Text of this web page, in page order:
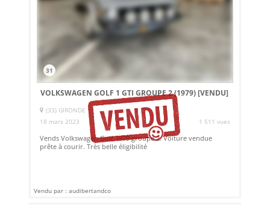
31
VOLKSWAGEN GOLF 1 GTI GROUPE 2 (1979)[VENDU]
(33) GIRONDE
18 mars 2023
1 511 vues
Vends Volkswagen Golf 1979 groupe 2. Voiture vendue
prête à courir. Très belle éligibilité
Vendu par : audibertandco